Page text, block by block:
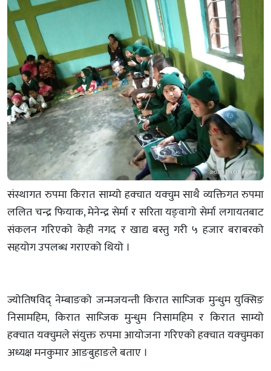
संस्थागत रुपमा किरात साम्यो हक्चात यक्चुम साथै व्यक्तिगत रुपमा
ललित चन्द्र फियाक, मेनेन्द्र सेर्मा र सरिता यङ्वागो सेर्मा लगायतबाट
संकलन गरिएको केही नगद र खाद्य बस्तु गरी ५ हजार बराबरको
सहयोग उपलब्ध गराएको थियो ।
ज्योतिषविद् नेम्बाङको जन्मजयन्ती किरात साम्जिक मुन्धुम युक्सिङ
निसामहिम, किरात साम्जिक मुन्धुम निसामहिम र किरात साम्यो
हक्चात यक्चुमले संयुक्त रुपमा आयोजना गरिएको हक्चात यक्चुमका
अध्यक्ष मनकुमार आङबुहाङले बताए ।